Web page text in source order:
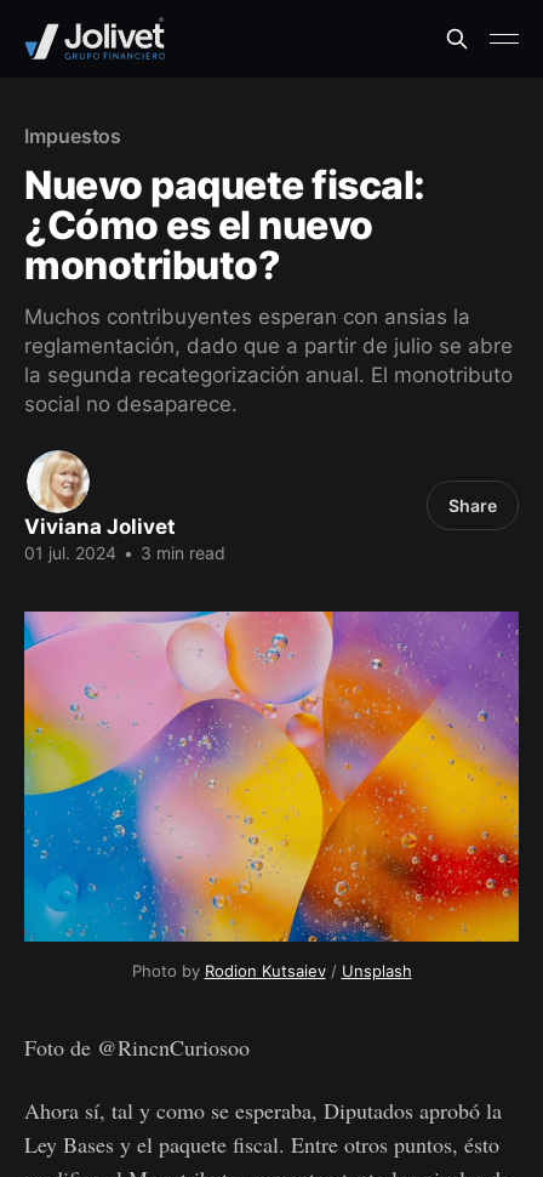
Impuestos
Nuevo paquete fiscal:
¿Cómo es el nuevo
monotributo?
Muchos contribuyentes esperan con ansias la
reglamentación, dado que a partir de julio se abre
la segunda recategorización anual. El monotributo
social no desaparece.
Viviana Jolivet
01 jul. 2024 • 3 min read
Share
Photo by Rodion Kutsaiev / Unsplash
Foto de @RincnCuriosoo
Ahora sí, tal y como se esperaba, Diputados aprobó la
Ley Bases y el paquete fiscal. Entre otros puntos, ésto